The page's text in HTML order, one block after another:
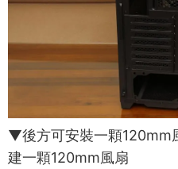
▼後方可安裝一顆120mm
建一顆120mm風扇